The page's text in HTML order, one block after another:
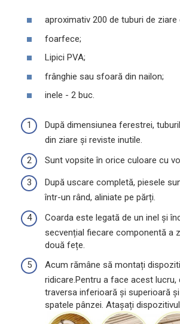
aproximativ 200 de tuburi de ziare
foarfece;
Lipici PVA;
frânghie sau sfoară din nailon;
inele - 2 buc.
După dimensiunea ferestrei,
din ziare și reviste inutile.
Sunt vopsite în orice culoare cu
După uscare completă, piesele
într-un rând, aliniate pe părți.
Coarda este legată de un inel și
secvențial fiecare componentă a
două fețe.
Acum rămâne să montați
ridicare.Pentru a face acest lucru,
traversa inferioară și superioară
spatele pânzei. Atașați